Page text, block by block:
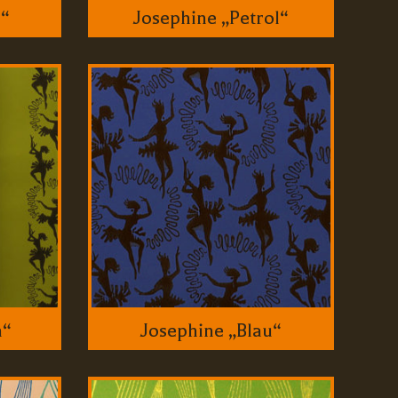
Josephine „Petrol“
Josephine „Blau“